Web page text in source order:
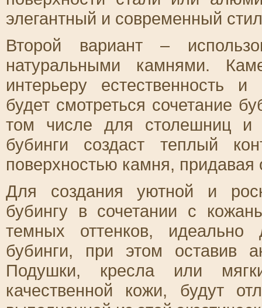
элегантный и современный
Второй вариант –
натуральными камнями.
интерьеру естественность
будет смотреться сочетание
том числе для столешниц и
бубинги создаст теплый
поверхностью камня,
Для создания уютной и
бубингу в сочетании с
темных оттенков, идеально
бубинги, при этом оставив
Подушки, кресла или
качественной кожи, будут